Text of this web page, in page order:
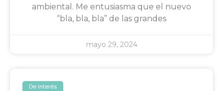
ambiental. Me entusiasma que el nuevo
“bla, bla, bla” de las grandes
mayo 29, 2024
De Interés